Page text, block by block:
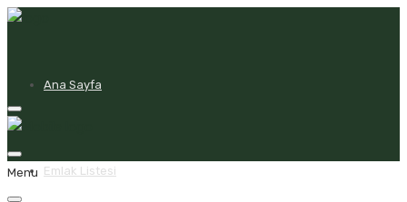
Ana Sayfa
Emlak Listesi
Menu